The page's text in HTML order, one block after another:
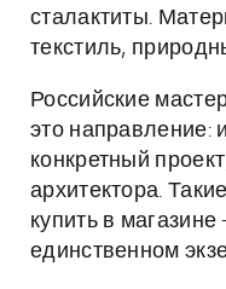
сталактиты.
текстиль,
Российские
это направление:
конкретный
архитектора.
купить в
единственном